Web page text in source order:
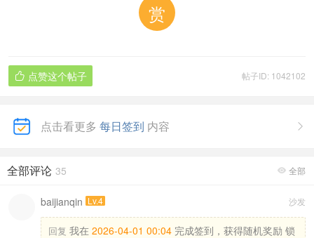
赏
帖子ID: 1042102
 点赞这个帖子

点击看更多 每日签到 内容
 全部
全部评论 35
沙发
baijianqin Lv.4
回复 我在 2026-04-01 00:04 完成签到，获得随机奖励 锁